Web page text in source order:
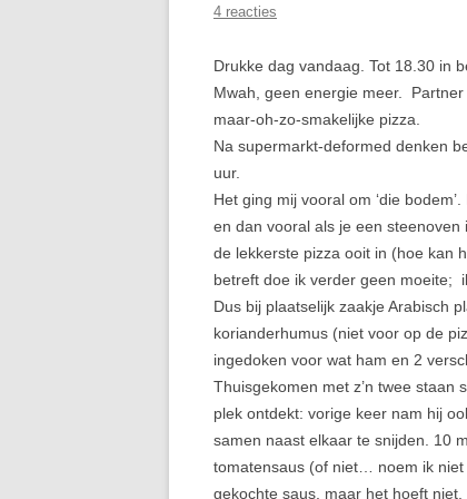
4 reacties
Drukke dag vandaag. Tot 18.30 in
Mwah, geen energie meer.
maar-oh-zo-smakelijke pizza.
Na supermarkt-deformed denken
uur.
Het ging mij vooral om ‘die
en dan vooral als je een
de lekkerste pizza ooit in (hoe kan
betreft doe ik verder geen moeite;
Dus bij plaatselijk zaakje Arabisch
korianderhumus (niet voor op de
ingedoken voor wat ham en 2
Thuisgekomen met z’n twee staan
plek ontdekt: vorige keer nam hij
samen naast elkaar te snijden. 10
tomatensaus (of niet… noem ik
gekochte saus, maar het hoeft